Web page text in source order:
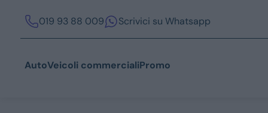
019 93 88 009 Scrivici su Whatsapp
AutoVeicoli commercialiPromo